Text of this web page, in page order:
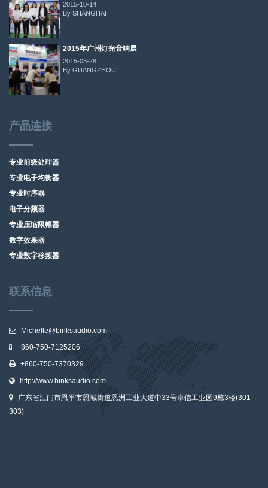
2015-10-14
By SHANGHAI
2015年广州灯光音响展
2015-03-28
By GUANGZHOU
产品连接
专业前级处理器
专业电子均衡器
专业时序器
电子分频器
专业压缩限幅器
数字效果器
专业数字移频器
联系信息
Michelle@binksaudio.com
+860-750-7125206
+860-750-7370329
http://www.binksaudio.com
广东省江门市恩平市恩城街道恩洲工业大道中33号卓信工业园9栋3楼(301-
303)